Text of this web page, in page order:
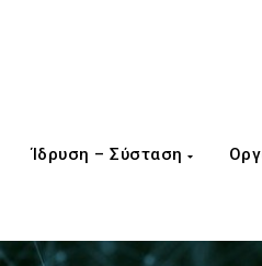
Ίδρυση – Σύσταση